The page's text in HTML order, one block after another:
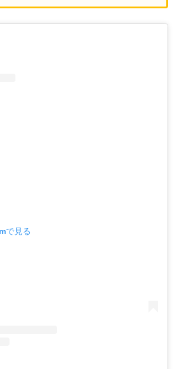
で見る